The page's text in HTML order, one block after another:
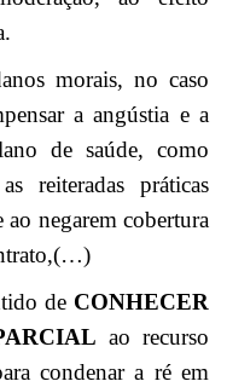
morais, no caso
a angústia e a
de saúde, como
reiteradas práticas
ao negarem cobertura
de CONHECER
ao recurso
condenar a ré em